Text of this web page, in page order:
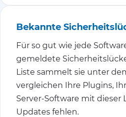
Bekannte
Für so gut wie jede
gemeldete
Liste sammelt sie unter
vergleichen Ihre Plugins,
Server-Software mit dieser
Updates fehlen.